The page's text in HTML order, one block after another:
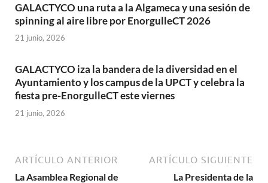
GALACTYCO una ruta a la Algameca y una sesión de
spinning al aire libre por EnorgulleCT 2026
21 junio, 2026
GALACTYCO iza la bandera de la diversidad en el
Ayuntamiento y los campus de la UPCT y celebra la
fiesta pre-EnorgulleCT este viernes
21 junio, 2026
ARTÍCULO ANTERIOR
La Asamblea Regional de
ARTÍCULO SIGUIENTE
La Presidenta de la